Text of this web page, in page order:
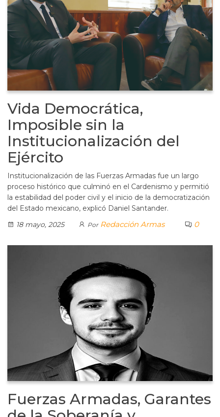
Vida Democrática,
Imposible sin la
Institucionalización del
Ejército
Institucionalización de las Fuerzas Armadas fue un largo
proceso histórico que culminó en el Cardenismo y permitió
la estabilidad del poder civil y el inicio de la democratización
del Estado mexicano, explicó Daniel Santander.
18 mayo, 2025
Por Redacción Armas 0
Fuerzas Armadas, Garantes